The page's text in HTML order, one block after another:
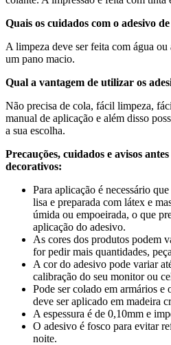
Quais os cuidados com o adesivo
A limpeza deve ser feita com água
um pano macio.
Qual a vantagem de utilizar os
Não precisa de cola, fácil limpeza,
manual de aplicação e além disso
a sua escolha.
Precauções, cuidados e avisos
decorativos:
Para aplicação é necessário
lisa e preparada com látex e
úmida ou empoeirada, o que
aplicação do adesivo.
As cores dos produtos podem
for pedir mais quantidades,
A cor do adesivo pode variar
calibração do seu monitor ou
Pode ser colado em armários e
deve ser aplicado em madeira
A espessura é de 0,10mm e
O adesivo é fosco para evitar
noite.